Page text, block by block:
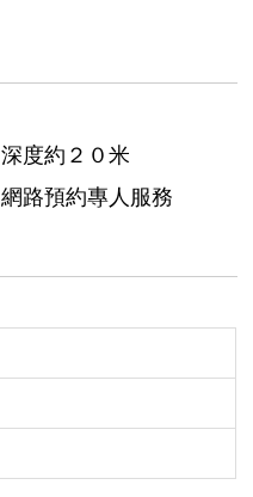
深度約２０米
網路預約專人服務